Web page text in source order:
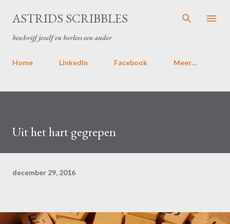
Doorgaan naar hoofdcontent
ASTRIDS SCRIBBLES
beschrijf jezelf en herlees een ander
Home LinkedIn Facebook Meer…
Uit het hart gegrepen
december 29, 2016